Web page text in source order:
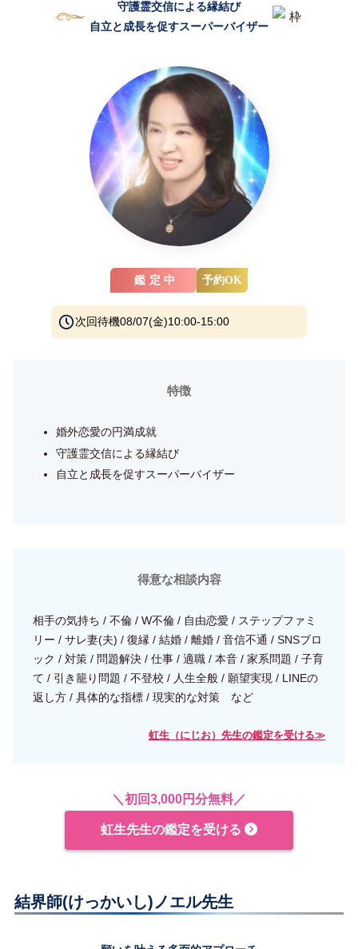
守護霊交信による縁結び
自立と成長を促すスーパーバイザー
鑑定中 予約OK
次回待機08/07(金)10:00-15:00
特徴
婚外恋愛の円満成就
守護霊交信による縁結び
自立と成長を促すスーパーバイザー
得意な相談内容
相手の気持ち / 不倫 / W不倫 / 自由恋愛 / ステップファミ
リー / サレ妻(夫) / 復縁 / 結婚 / 離婚 / 音信不通 / SNSブロ
ック / 対策 / 問題解決 / 仕事 / 適職 / 本音 / 家系問題 / 子育
て / 引き籠り問題 / 不登校 / 人生全般 / 願望実現 / LINEの
返し方 / 具体的な指標 / 現実的な対策 など
虹生（にじお）先生の鑑定を受ける≫
＼初回3,000円分無料／
虹生先生の鑑定を受ける
結界師(けっかいし)ノエル先生